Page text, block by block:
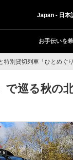
Japan - 日本
お手伝いを
特別貸切列車「ひとめぐ
巡る秋の